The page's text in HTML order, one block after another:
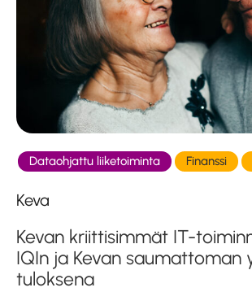
Dataohjattu liiketoiminta Finanssi
Keva
Kevan kriittisimmät IT-
IQIn ja Kevan saumattoman
tuloksena